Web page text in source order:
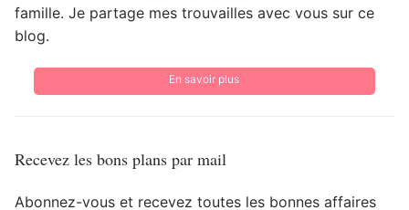
famille. Je partage mes trouvailles avec vous sur ce
blog.
En savoir plus
Recevez les bons plans par mail
Abonnez-vous et recevez toutes les bonnes affaires